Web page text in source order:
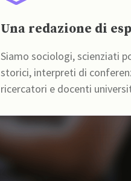
Una redazione di
Siamo sociologi, scienziati
storici, interpreti di
ricercatori e docenti